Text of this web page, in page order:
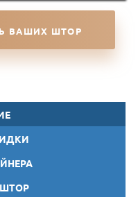
ВАШИХ ШТОР